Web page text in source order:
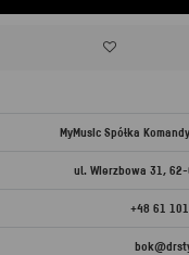
MyMusic Spółka
ul. Wierzbowa 31,
+48 61